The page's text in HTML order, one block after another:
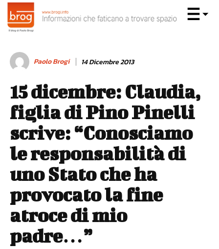
Paolo Brogi 14 Dicembre 2013
15 dicembre: Claudia,
figlia di Pino Pinelli
scrive: “Conosciamo
le responsabilità di
uno Stato che ha
provocato la fine
atroce di mio
padre…”